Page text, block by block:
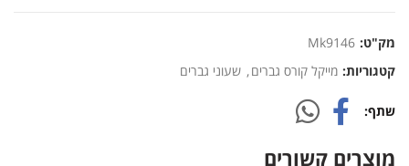
מק"ט: Mk9146
קטגוריות: מייקל קורס גברים, שעוני גברים
שתף
מוצרים קשורים